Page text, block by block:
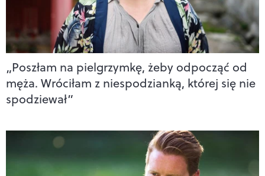
„Poszłam na pielgrzymkę, żeby odpocząć od
męża. Wróciłam z niespodzianką, której się nie
spodziewał”